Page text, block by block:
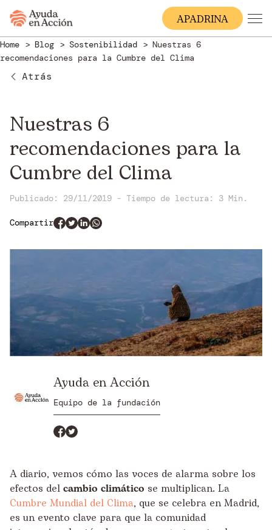
APADRINA
Home Blog Sostenibilidad
Nuestras 6
recomendaciones para la Cumbre del Clima
Atrás
Nuestras 6
recomendaciones para la
Cumbre del Clima
Publicado: 29/11/2019 - Tiempo de lectura: 3 Min.
Compartir
Ayuda en Acción
Equipo de la fundación
A diario, vemos cómo las voces de alarma sobre los
efectos del cambio climático se multiplican. La
Cumbre Mundial del Clima, que se celebra en Madrid,
es un evento clave para que la comunidad